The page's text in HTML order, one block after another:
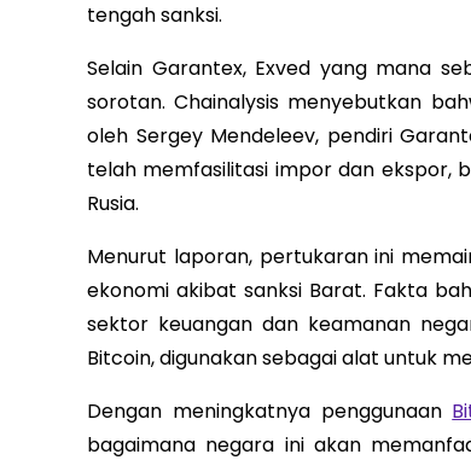
tengah sanksi.
Selain Garantex, Exved yang mana
sorotan. Chainalysis menyebutkan
oleh Sergey Mendeleev, pendiri
telah memfasilitasi impor dan ekspor,
Rusia.
Menurut laporan, pertukaran ini
ekonomi akibat sanksi Barat. Fakta
sektor keuangan dan keamanan
Bitcoin, digunakan sebagai alat untuk
Dengan meningkatnya penggunaan
bagaimana negara ini akan